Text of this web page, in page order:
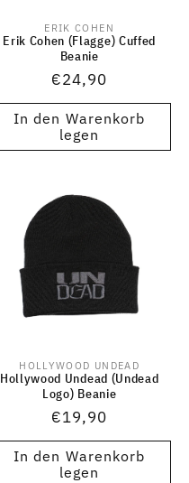
Anbieter:
ERIK COHEN
Erik Cohen (Flagge) Cuffed
Beanie
Normaler
Preis
€24,90
In den Warenkorb
legen
Anbieter:
HOLLYWOOD UNDEAD
Hollywood Undead (Undead
Logo) Beanie
Normaler
Preis
€19,90
In den Warenkorb
legen